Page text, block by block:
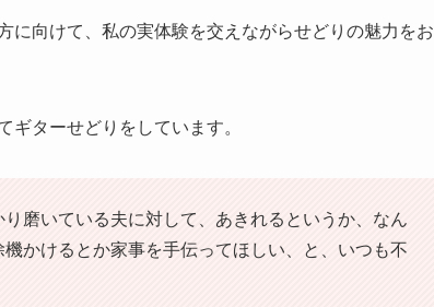
に向けて、私の実体験を交えながらせどりの魅力をお
ターせどりをしています。
磨いている夫に対して、あきれるというか、なん
かけるとか家事を手伝ってほしい、と、いつも不